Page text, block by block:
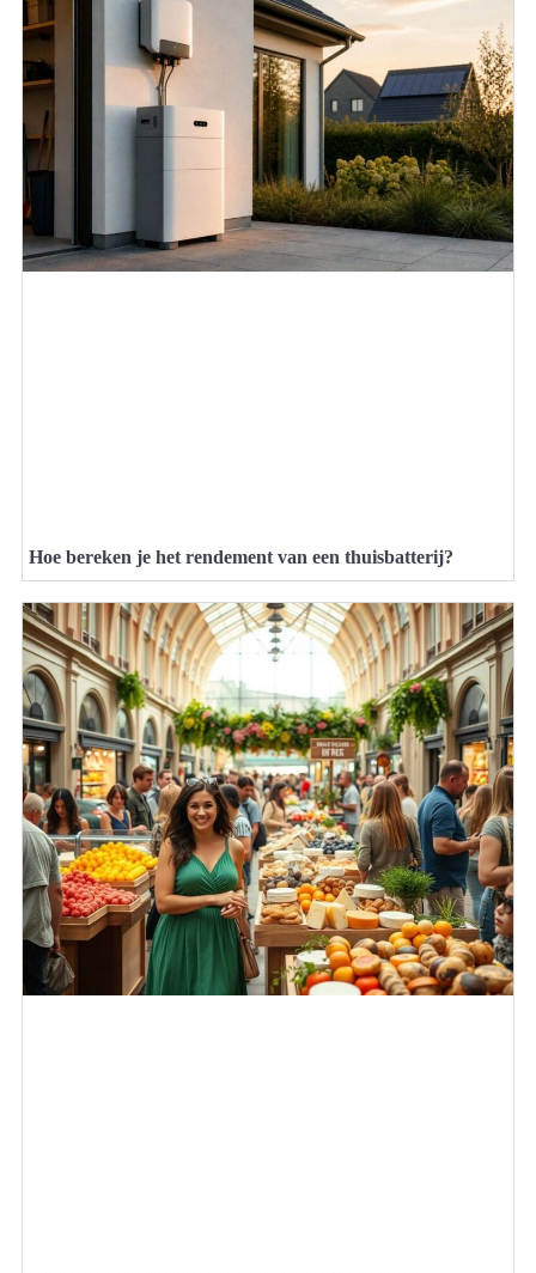
Hoe bereken je het rendement van een thuisbatterij?